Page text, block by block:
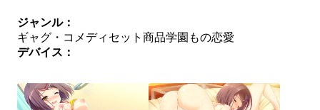
ジャンル：
ギャグ・コメディ セット商品学園もの恋愛
デバイス：